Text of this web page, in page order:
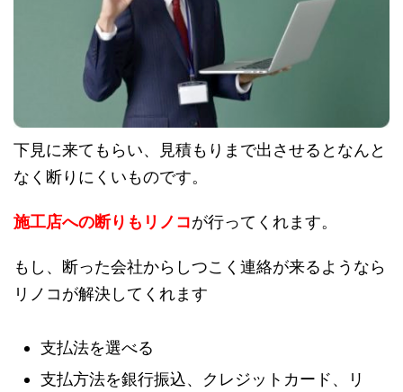
下見に来てもらい、見積もりまで出させるとなんと
なく断りにくいものです。
施工店への断りもリノコが行ってくれます。
もし、断った会社からしつこく連絡が来るようなら
リノコが解決してくれます
支払法を選べる
支払方法を銀行振込、クレジットカード、リ